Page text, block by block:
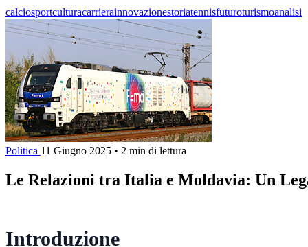
calciosportculturacarrierainnovazionestoriatennisfuturoturismoanalisi
Politica 11 Giugno 2025 • 2 min di lettura
Le Relazioni tra Italia e Moldavia: Un
Introduzione